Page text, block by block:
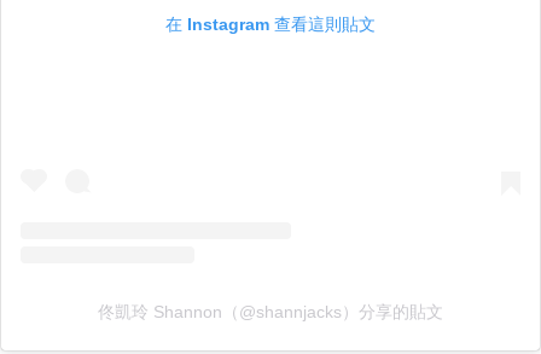
在 Instagram 查看這則貼文
佟凱玲 Shannon（@shannjacks）分享的貼文